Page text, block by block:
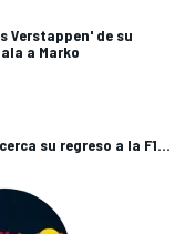
Verstappen' de su
a Marko
su regreso a la F1...